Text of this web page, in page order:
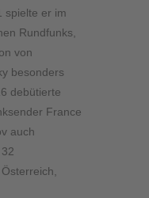
spielte er im
Rundfunks,
von
besonders
debütierte
France
auch